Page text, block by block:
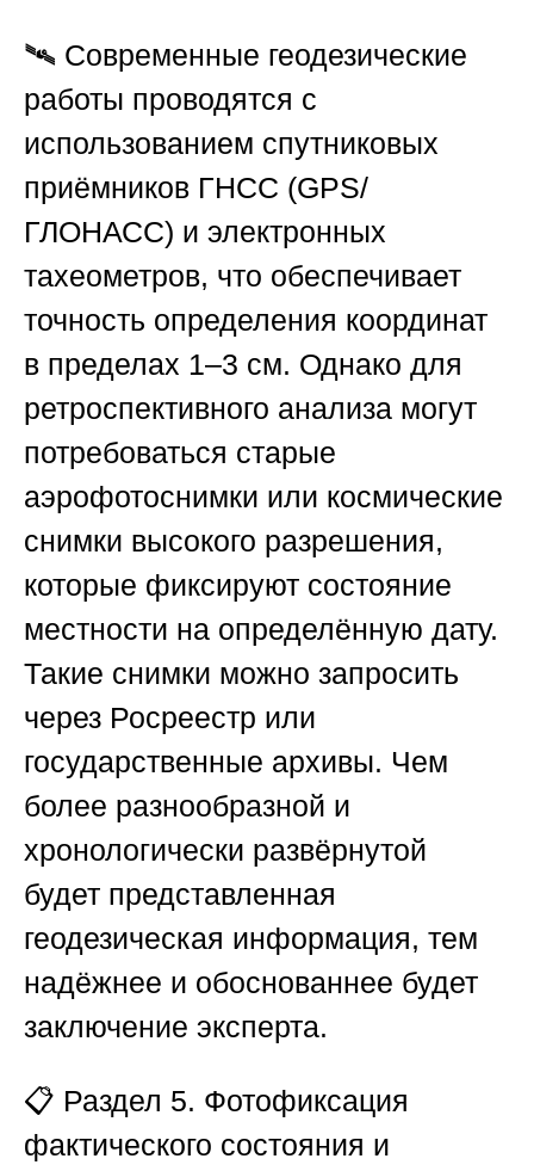
🛰️ Современные геодезические
работы проводятся с
использованием спутниковых
приёмников ГНСС (GPS/
ГЛОНАСС) и электронных
тахеометров, что обеспечивает
точность определения координат
в пределах 1–3 см. Однако для
ретроспективного анализа могут
потребоваться старые
аэрофотоснимки или космические
снимки высокого разрешения,
которые фиксируют состояние
местности на определённую дату.
Такие снимки можно запросить
через Росреестр или
государственные архивы. Чем
более разнообразной и
хронологически развёрнутой
будет представленная
геодезическая информация, тем
надёжнее и обоснованнее будет
заключение эксперта.
📋 Раздел 5. Фотофиксация
фактического состояния и